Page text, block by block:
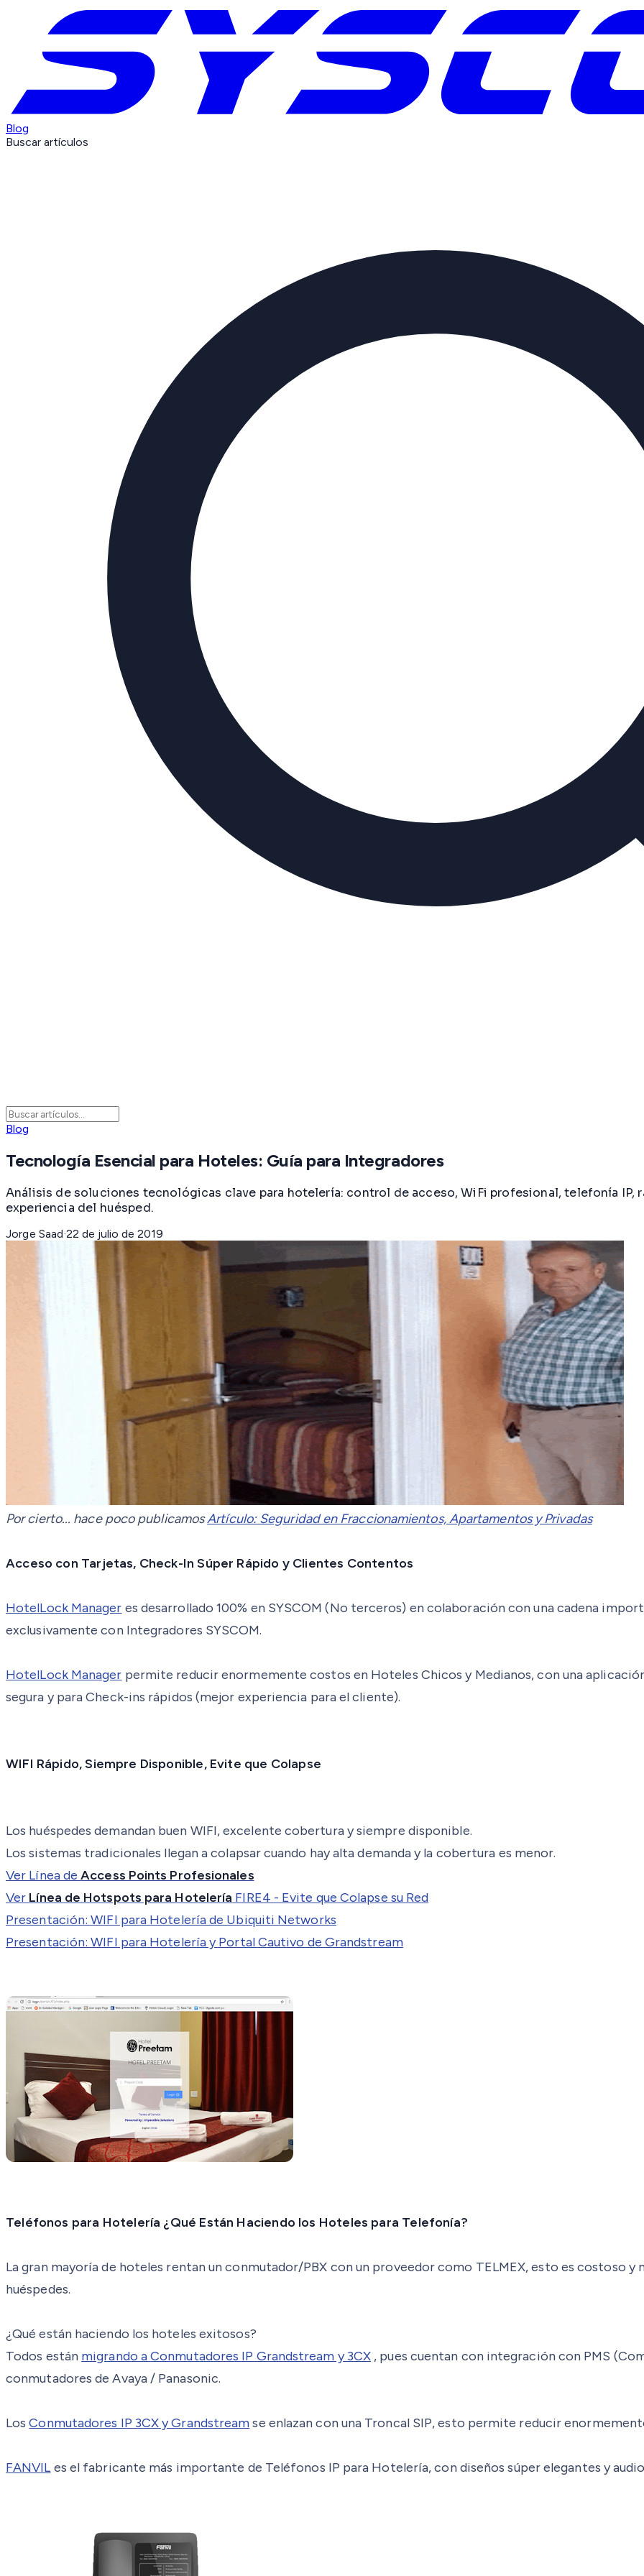
Blog
Buscar artículos
Blog
Tecnología Esencial para Hoteles: Guía para Integradores
Análisis de soluciones tecnológicas clave para hotelería: control de acceso, WiFi profesional, telefonía IP,
experiencia del huésped.
Jorge Saad·22 de julio de 2019
Por cierto... hace poco publicamosArtículo: Seguridad en Fraccionamientos, Apartamentos y Privadas
Acceso con Tarjetas, Check-In Súper Rápido y Clientes Contentos
HotelLock Manager es desarrollado 100% en SYSCOM (No terceros) en colaboración con una cadena
exclusivamente con Integradores SYSCOM.
HotelLock Manager permite reducir enormemente costos en Hoteles Chicos y Medianos, con una
segura y para Check-ins rápidos (mejor experiencia para el cliente).
WIFI Rápido, Siempre Disponible, Evite que Colapse
Los huéspedes demandan buen WIFI, excelente cobertura y siempre disponible.
Los sistemas tradicionales llegan a colapsar cuando hay alta demanda y la cobertura es menor.
Ver Línea deAccess Points Profesionales
Ver Línea de Hotspots para Hotelería FIRE4 - Evite que Colapse su Red
Presentación: WIFI para Hotelería de Ubiquiti Networks
Presentación: WIFI para Hotelería y Portal Cautivo de Grandstream
Teléfonos para Hotelería ¿Qué Están Haciendo los Hoteles para Telefonía?
La gran mayoría de hoteles rentan un conmutador/PBX con un proveedor como TELMEX, esto es costoso y
huéspedes.
¿Qué están haciendo los hoteles exitosos?
Todos están migrando a Conmutadores IP Grandstream y 3CX , pues cuentan con integración con PMS
conmutadores de Avaya / Panasonic.
LosConmutadores IP 3CX y Grandstreamse enlazan con una Troncal SIP, esto permite reducir
FANVIL es el fabricante más importante de Teléfonos IP para Hotelería, con diseños súper elegantes y